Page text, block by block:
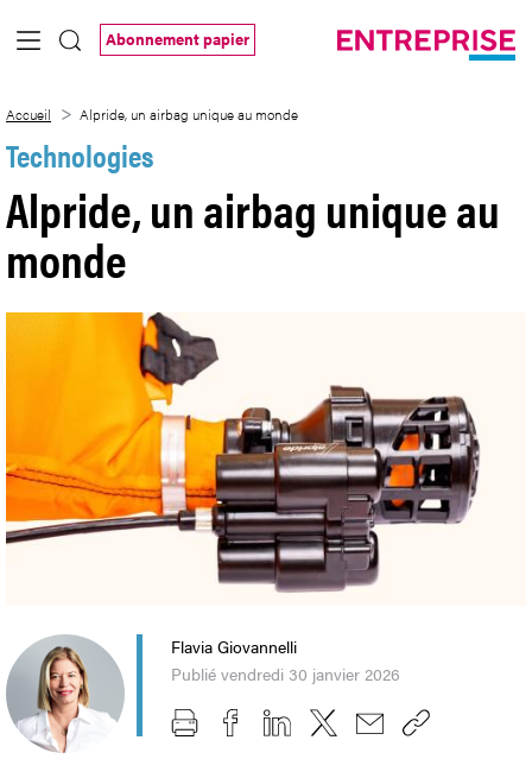
Saut au contenu principal
Abonnement papier
Accueil Alpride, un airbag unique au monde
Technologies
Alpride, un airbag unique au
monde
Flavia Giovannelli
Publié vendredi 30 janvier 2026